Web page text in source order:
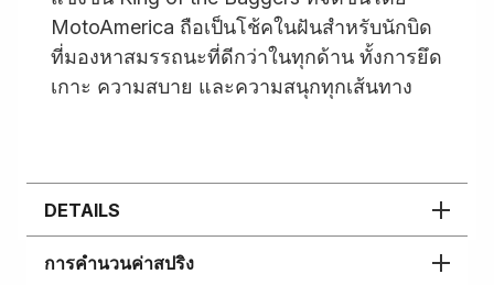
MotoAmerica ถือเป็นโช้คในฝันสำหรับนักบิด
ที่มองหาสมรรถนะที่ดีกว่าในทุกด้าน ทั้งการยึด
เกาะ ความสบาย และความสนุกทุกเส้นทาง
DETAILS
การคำนวนค่าสปริง